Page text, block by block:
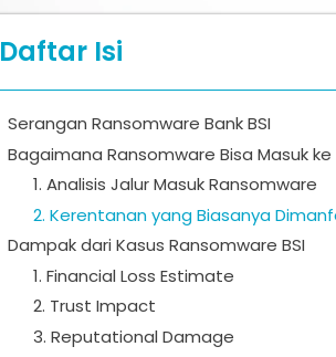
Daftar Isi
Serangan Ransomware Bank BSI
Bagaimana Ransomware Bisa Masuk ke
1. Analisis Jalur Masuk Ransomware
2. Kerentanan yang Biasanya
Dampak dari Kasus Ransomware BSI
1. Financial Loss Estimate
2. Trust Impact
3. Reputational Damage